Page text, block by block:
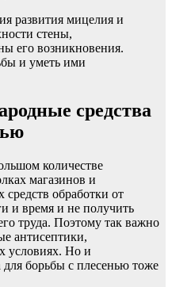
развития мицелия и
стены,
его возникновения.
и уметь ими
средства
количестве
магазинов и
обработки от
и время и не получить
труда. Поэтому так важно
антисептики,
условиях. Но и
борьбы с плесенью тоже